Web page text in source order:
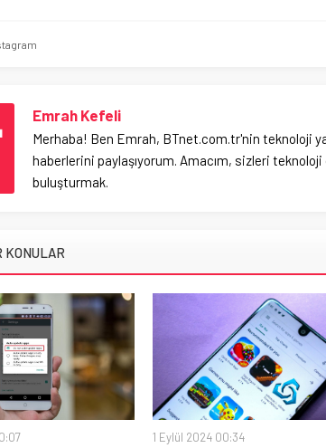
Emrah Kefeli
Merhaba! Ben Emrah, BTnet.com.tr'nin teknoloji
haberlerini paylaşıyorum. Amacım, sizleri
buluşturmak.
KONULAR
1 Eylül 2024 00:34